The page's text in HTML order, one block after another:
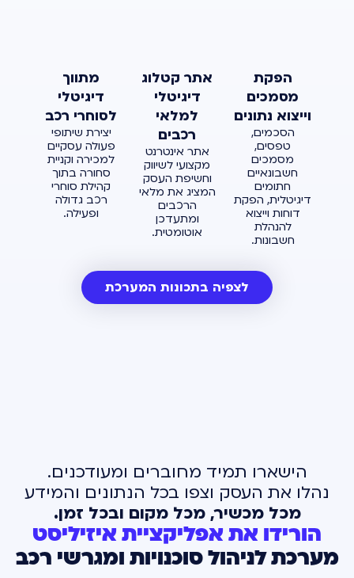
הפקת
מסמכים
וייצוא נתונים
הסכמים,
טפסים,
מסמכים
חשבונאיים
חתומים
דיגיטלית, הפקת
דוחות וייצוא
להנהלת
חשבונות.
אתר קטלוג
דיגיטלי
למלאי
רכבים
אתר אינטרנט
מקצועי לשיווק
וחשיפת העסק
המציג את מלאי
הרכבים
ומתעדכן
אוטומטית.
מתווך
דיגיטלי
לסוחרי רכב
יצירת שיתופי
פעולה עסקיים
למכירה וקניית
סחורה בתוך
קהילת סוחרי
רכב גדולה
ופעילה.
לצפיה בתכונות המערכת
הישארו תמיד מחוברים ומעודכנים.
נהלו את העסק וצפו בכל הנתונים והמידע
מכל מכשיר, מכל מקום ובכל זמן.
הורידו את אפליקציית איזיליסט
מערכת לניהול סוכנויות ומגרשי רכב